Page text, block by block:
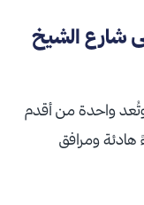
شارع الشيخ
واحدة من أقدم
هادئة ومرافق